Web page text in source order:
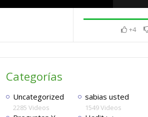
, puedo
Llamada a la oración Al-
+4
Categorías
Uncategorized
2285 Videos
sabias usted
1549 Videos